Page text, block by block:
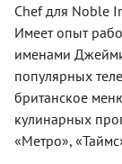
Chef для Noble
Имеет опыт
именами
популярных
британское
кулинарных
«Метро»,